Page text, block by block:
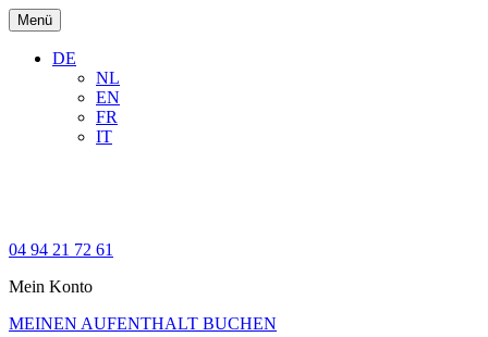
Menü
DE
NL
EN
FR
IT
04 94 21 72 61
Mein Konto
MEINEN AUFENTHALT BUCHEN